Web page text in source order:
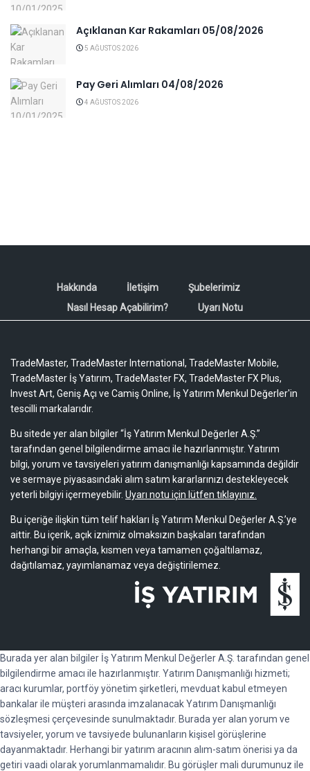
Açıklanan Kar Rakamları 05/08/2026
5 AĞUSTOS 2026
Pay Geri Alımları 04/08/2026
4 AĞUSTOS 2026
Hakkında İletişim
Şubelerimiz
Nasıl Hesap Açabilirim?
Uyarı Notu
TradeMaster, TradeMaster International, TradeMaster Mobile,
TradeMaster İş Yatırım, TradeMaster FX, TradeMaster FX Plus,
Invest Art, Geniş Açı ve Camiş Online, İş Yatırım Menkul Değerler'in
tescilli markalarıdır.
Bu sitede yer alan bilgiler “İş Yatırım Menkul Değerler A.Ş.”
tarafından genel bilgilendirme amacı ile hazırlanmıştır. Yatırım
bilgi, yorum ve tavsiyeleri yatırım danışmanlığı kapsamında değildir
ve sermaye piyasasındaki alım satım kararlarınızı destekleyecek
yeterli bilgiyi içermeyebilir. Uyarı notu için lütfen tıklayınız.
Bu içeriğe ilişkin tüm telif hakları İş Yatırım Menkul Değerler A.Ş.’ye
aittir. Bu içerik, açık iznimiz olmaksızın başkaları tarafından
herhangi bir amaçla, kısmen veya tamamen çoğaltılamaz,
dağıtılamaz, yayımlanamaz veya değiştirilemez.
Burada yer alan bilgiler İş Yatırım Menkul Değerler A.Ş. tarafından genel
bilgilendirme amacı ile hazırlanmıştır. Yatırım Danışmanlığı hizmeti;
aracı kurumlar, portföy yönetim şirketleri, mevduat kabul etmeyen
bankalar ile müşteri arasında imzalanacak Yatırım Danışmanlığı
sözleşmesi çerçevesinde sunulmaktadır. Burada yer alan yorum ve
tavsiyeler, yorum ve tavsiyede bulunanların kişisel görüşlerine
dayanmaktadır. Herhangi bir yatırım aracının alım-satım önerisi ya da
getiri vaadi olarak yorumlanmamalıdır. Bu görüşler mali durumunuz ile